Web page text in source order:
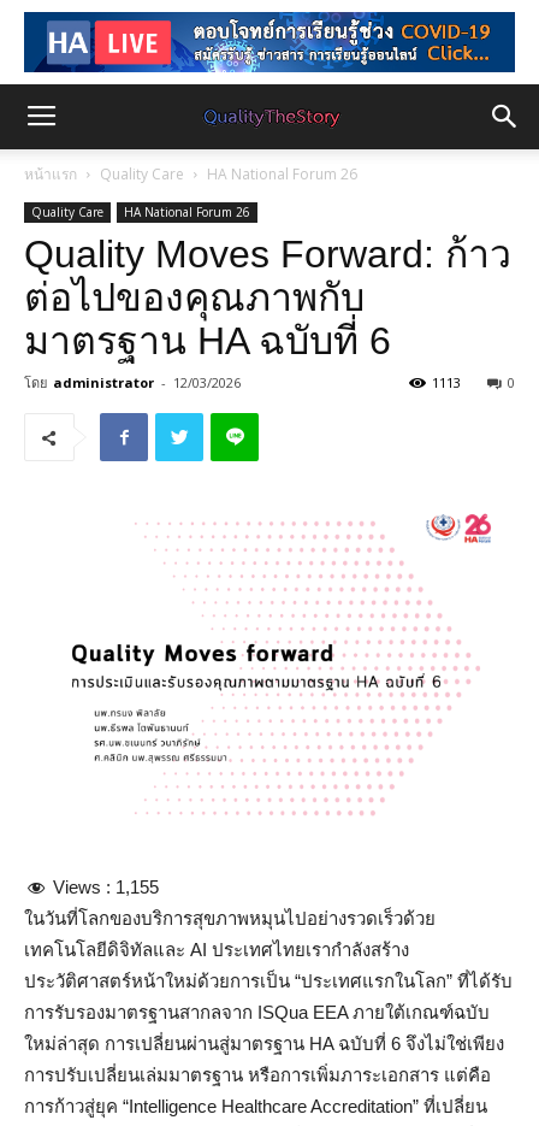
หน้าแรก Quality Care HA National Forum 26
Quality Care HA National Forum 26
Quality Moves Forward: ก้าว
ต่อไปของคุณภาพกับ
มาตรฐาน HA ฉบับที่ 6
โดย administrator - 12/03/2026 0
1113
Views : 1,155
ในวันที่โลกของบริการสุขภาพหมุนไปอย่างรวดเร็วด้วย
เทคโนโลยีดิจิทัลและ AI ประเทศไทยเรากำลังสร้าง
ประวัติศาสตร์หน้าใหม่ด้วยการเป็น “ประเทศแรกในโลก” ที่ได้รับ
การรับรองมาตรฐานสากลจาก ISQua EEA ภายใต้เกณฑ์ฉบับ
ใหม่ล่าสุด การเปลี่ยนผ่านสู่มาตรฐาน HA ฉบับที่ 6 จึงไม่ใช่เพียง
การปรับเปลี่ยนเล่มมาตรฐาน หรือการเพิ่มภาระเอกสาร แต่คือ
การก้าวสู่ยุค “Intelligence Healthcare Accreditation” ที่เปลี่ยน